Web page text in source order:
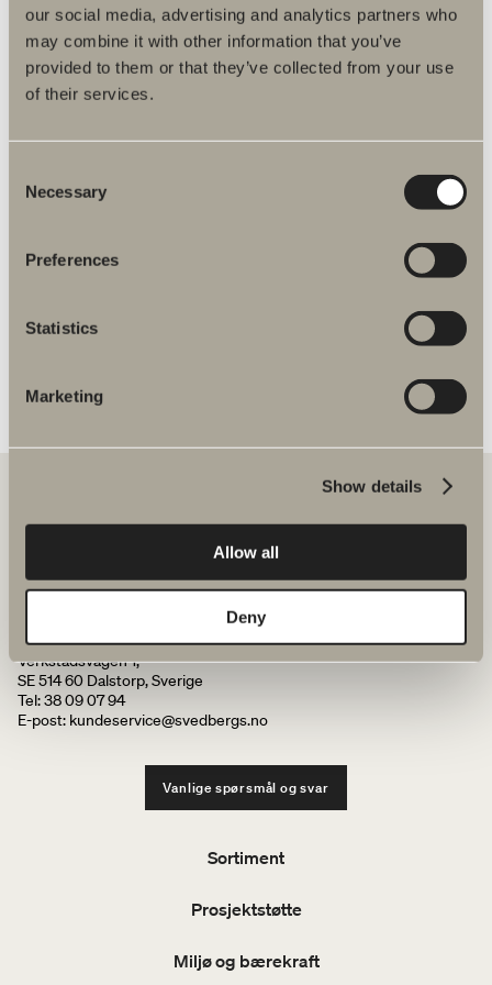
our social media, advertising and analytics partners who
may combine it with other information that you’ve
provided to them or that they’ve collected from your use
of their services.
Selection
Necessary
Preferences
Statistics
Marketing
Show details
Allow all
Deny
Hvor skal jeg trekke strømledning til deres
produkter?
Hvordan kommer jeg i kontakt med Svedbergs
Pro?
I hvilken høyde skal jeg montere servantskapet?
Kan man benytte seg av en jordfeilbryter i
Kan man bytte side på strømuttaket?
Å samarbeide med Svedbergs er trygt, smidig og bærekraftig.
matcher – uansett størrelse eller stil på badet og boligen.
Svedbergs i Dalstorp AB
Verkstadsvägen 1,
SE 514 60 Dalstorp, Sverige
Tel: 38 09 07 94
E-post: kundeservice@svedbergs.no
Vanlige spørsmål og svar
Sortiment
Prosjektstøtte
Miljø og bærekraft